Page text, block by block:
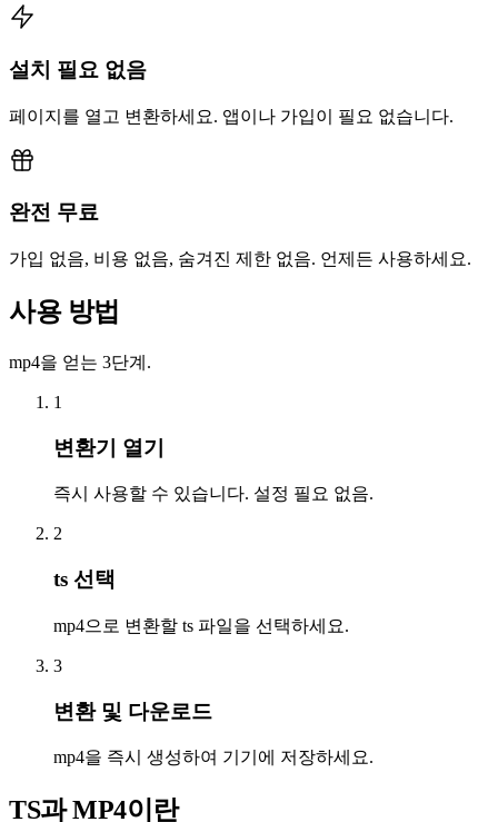
설치 필요 없음
페이지를 열고 변환하세요. 앱이나 가입이 필요 없습니다.
완전 무료
가입 없음, 비용 없음, 숨겨진 제한 없음. 언제든 사용하세요.
사용 방법
mp4을 얻는 3단계.
1
변환기 열기
즉시 사용할 수 있습니다. 설정 필요 없음.
2
ts 선택
mp4으로 변환할 ts 파일을 선택하세요.
3
변환 및 다운로드
mp4을 즉시 생성하여 기기에 저장하세요.
TS과 MP4이란